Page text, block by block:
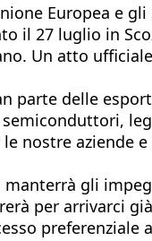
Europea e
il 27 luglio in
Un atto
delle
nostre
gli
per arrivarci